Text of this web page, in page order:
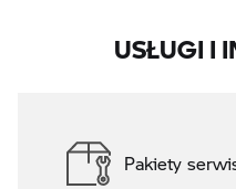
USŁUGI I
Pakiety